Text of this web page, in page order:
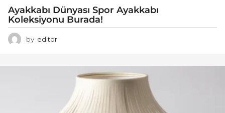
Ayakkabı Dünyası Spor Ayakkabı
Koleksiyonu Burada!
by editor